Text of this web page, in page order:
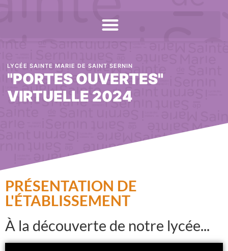
LYCÉE SAINTE MARIE DE SAINT SERNIN
"PORTES OUVERTES"
VIRTUELLE 2024
PRÉSENTATION DE
L'ÉTABLISSEMENT
À la découverte de notre lycée...